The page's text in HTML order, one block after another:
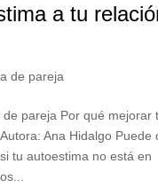
a tu
de pareja
pareja Por qué mejorar
Ana Hidalgo Puede
tu autoestima no está en